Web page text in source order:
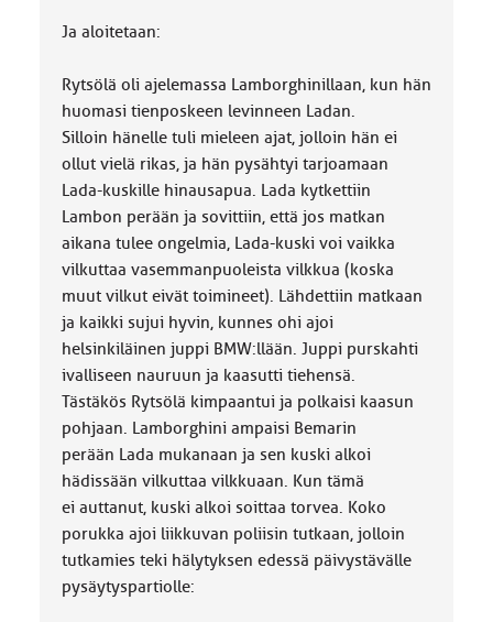
Ja aloitetaan:
Rytsölä oli ajelemassa Lamborghinillaan, kun hän
huomasi tienposkeen levinneen Ladan.
Silloin hänelle tuli mieleen ajat, jolloin hän ei
ollut vielä rikas, ja hän pysähtyi tarjoamaan
Lada-kuskille hinausapua. Lada kytkettiin
Lambon perään ja sovittiin, että jos matkan
aikana tulee ongelmia, Lada-kuski voi vaikka
vilkuttaa vasemmanpuoleista vilkkua (koska
muut vilkut eivät toimineet). Lähdettiin matkaan
ja kaikki sujui hyvin, kunnes ohi ajoi
helsinkiläinen juppi BMW:llään. Juppi purskahti
ivalliseen nauruun ja kaasutti tiehensä.
Tästäkös Rytsölä kimpaantui ja polkaisi kaasun
pohjaan. Lamborghini ampaisi Bemarin
perään Lada mukanaan ja sen kuski alkoi
hädissään vilkuttaa vilkkuaan. Kun tämä
ei auttanut, kuski alkoi soittaa torvea. Koko
porukka ajoi liikkuvan poliisin tutkaan, jolloin
tutkamies teki hälytyksen edessä päivystävälle
pysäytyspartiolle: